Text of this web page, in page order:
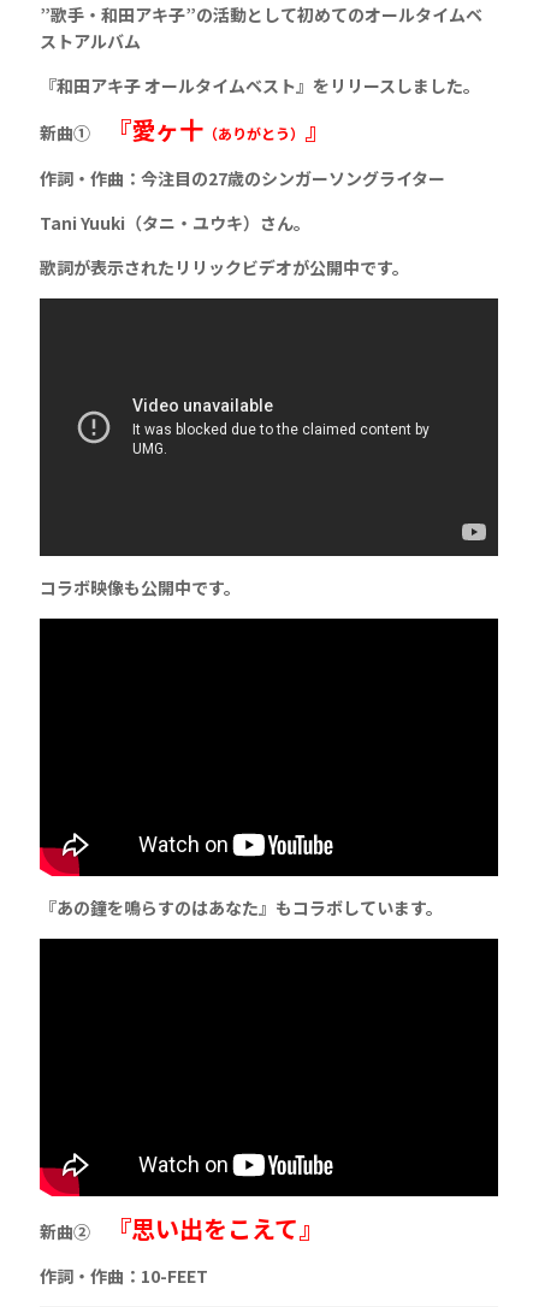
”歌手・和田アキ子”の活動として初めてのオールタイムベ
ストアルバム
『和田アキ子 オールタイムベスト』をリリースしました。
新曲①
『愛ヶ十 （ありがとう） 』
作詞・作曲：今注目の27歳のシンガーソングライター
Tani Yuuki（タニ・ユウキ）さん。
歌詞が表示されたリリックビデオが公開中です。
コラボ映像も公開中です。
『あの鐘を鳴らすのはあなた』もコラボしています。
新曲② 『思い出をこえて』
作詞・作曲：10-FEET